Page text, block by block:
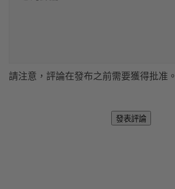
請注意，評論在發布之前需要獲得批准。